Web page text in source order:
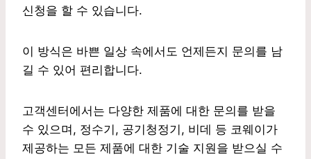
신청을 할 수 있습니다.
이 방식은 바쁜 일상 속에서도 언제든지 문의를 남
길 수 있어 편리합니다.
고객센터에서는 다양한 제품에 대한 문의를 받을
수 있으며, 정수기, 공기청정기, 비데 등 코웨이가
제공하는 모든 제품에 대한 기술 지원을 받으실 수